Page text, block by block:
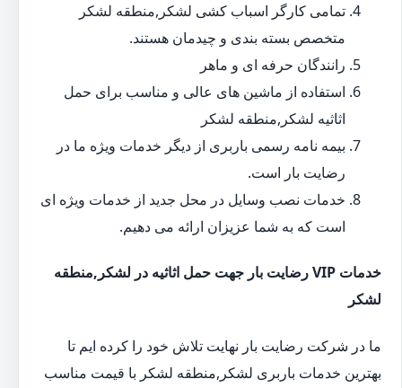
تمامی کارگر اسباب کشی لشکر,منطقه لشکر
متخصص بسته بندی و چیدمان هستند.
رانندگان حرفه ای و ماهر
استفاده از ماشین های عالی و مناسب برای حمل
اثاثیه لشکر,منطقه لشکر
بیمه نامه رسمی باربری از دیگر خدمات ویژه ما در
رضایت بار است.
خدمات نصب وسایل در محل جدید از خدمات ویژه ای
است که به شما عزیزان ارائه می دهیم.
خدمات VIP رضایت بار جهت حمل اثاثیه در لشکر,منطقه
لشکر
ما در شرکت رضایت بار نهایت تلاش خود را کرده ایم تا
بهترین خدمات باربری لشکر,منطقه لشکر با قیمت مناسب